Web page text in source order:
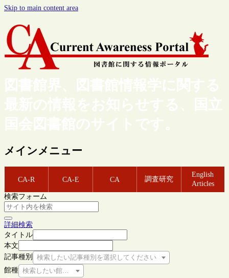
Skip to main content area
図書館界、図書館情報学に関する
最新の情報をお知らせする、国立
国会図書館のサイトです。
メインメニュー
CA-R CA-E CA 調査研究
English
Articles
検索フォーム
詳細検索
タイトル
本文
記事種別
検索したい記事種別を選択してください
館種 検索したい館種を選択してください